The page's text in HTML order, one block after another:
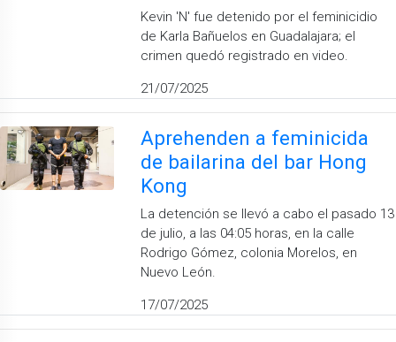
Kevin 'N' fue detenido por el feminicidio
de Karla Bañuelos en Guadalajara; el
crimen quedó registrado en video.
21/07/2025
Aprehenden a feminicida
de bailarina del bar Hong
Kong
La detención se llevó a cabo el pasado 13
de julio, a las 04:05 horas, en la calle
Rodrigo Gómez, colonia Morelos, en
Nuevo León.
17/07/2025